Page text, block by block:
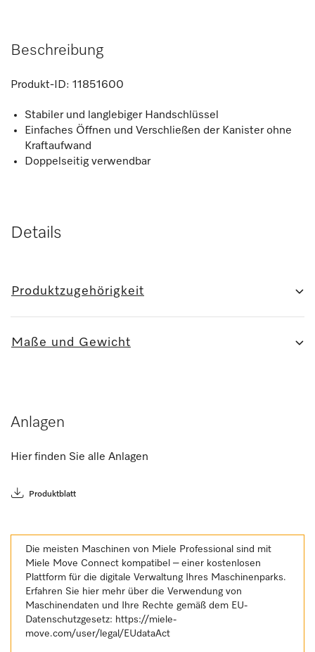
Beschreibung
Produkt-ID: 11851600
Stabiler und langlebiger Handschlüssel
Einfaches Öffnen und Verschließen der Kanister ohne
Kraftaufwand
Doppelseitig verwendbar
Details
Produktzugehörigkeit
Maße und Gewicht
Anlagen
Hier finden Sie alle Anlagen
Produktblatt
Die meisten Maschinen von Miele Professional sind mit
Miele Move Connect kompatibel – einer kostenlosen
Plattform für die digitale Verwaltung Ihres Maschinenparks.
Erfahren Sie hier mehr über die Verwendung von
Maschinendaten und Ihre Rechte gemäß dem EU-
Datenschutzgesetz: https://miele-
move.com/user/legal/EUdataAct